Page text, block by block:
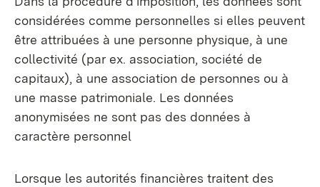
considérées comme personnelles si elles peuvent
être attribuées à une personne physique, à une
collectivité (par ex. association, société de
capitaux), à une association de personnes ou à
une masse patrimoniale. Les données
anonymisées ne sont pas des données à
caractère personnel
Lorsque les autorités financières traitent des